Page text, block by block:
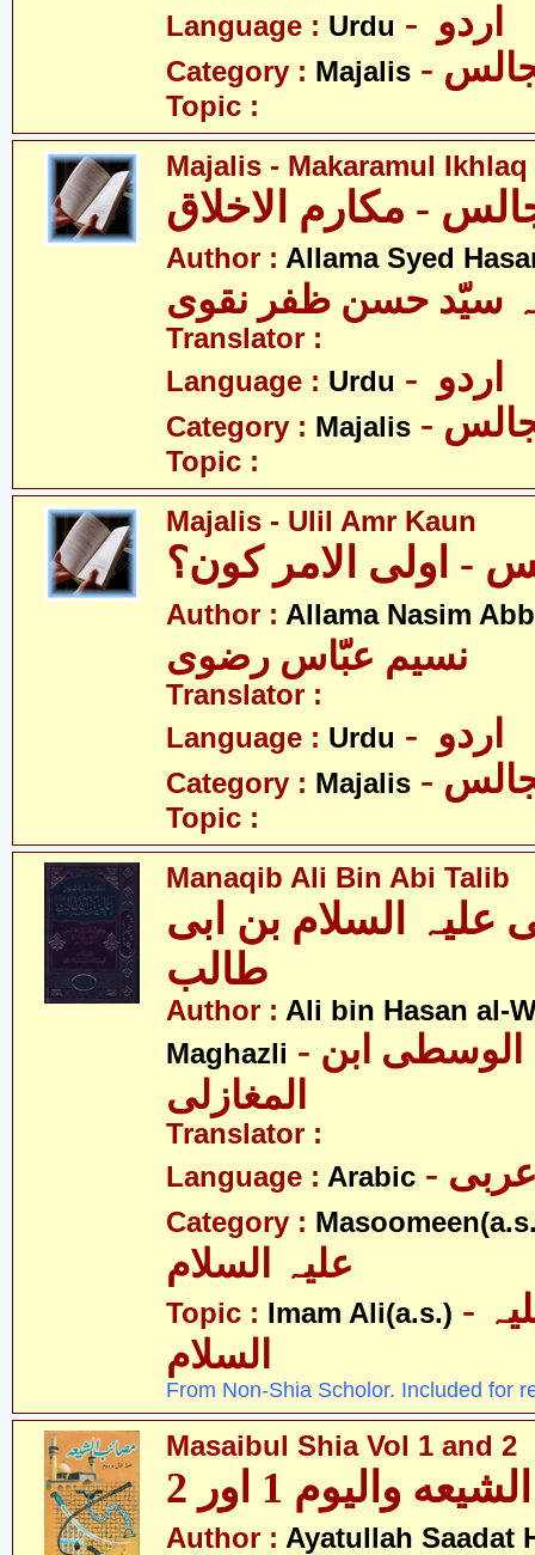
Language : Urdu
Category : Majalis
Topic :
Majalis - Makaramul Ikhlaq
Author : Allama Syed
سیّد حسن ظفر نقوی
Translator :
Language : Urdu
Category : Majalis
Topic :
Majalis - Ulil Amr Kaun
- اولی الامر کون؟
Author : Allama Nasim
نسیم عبّاس رضوی
Translator :
Language : Urdu
Category : Majalis
Topic :
Manaqib Ali Bin Abi Talib
علیہ السلام بن ابی
طالب
Author : Ali bin Hasan al-
Maghazli - علی بن حسن الوسطی ابن
Translator :
Language : Arabic عربی
Category :
Topic : Imam Ali(a.s.) - امام علی علیہ
السلام
From Non-Shia Scholor. Included for
Masaibul Shia Vol 1 and 2
والیوم 1 اور 2
Author : Ayatullah Saadat